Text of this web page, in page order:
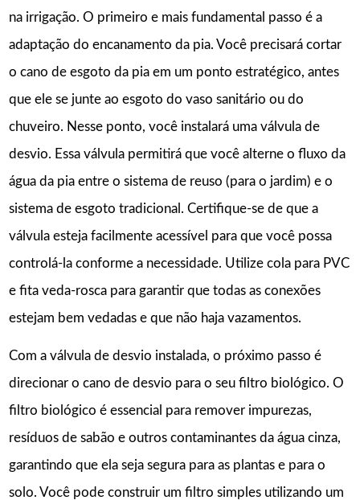
na irrigação. O primeiro e mais fundamental passo é a
adaptação do encanamento da pia. Você precisará cortar
o cano de esgoto da pia em um ponto estratégico, antes
que ele se junte ao esgoto do vaso sanitário ou do
chuveiro. Nesse ponto, você instalará uma válvula de
desvio. Essa válvula permitirá que você alterne o fluxo da
água da pia entre o sistema de reuso (para o jardim) e o
sistema de esgoto tradicional. Certifique-se de que a
válvula esteja facilmente acessível para que você possa
controlá-la conforme a necessidade. Utilize cola para PVC
e fita veda-rosca para garantir que todas as conexões
estejam bem vedadas e que não haja vazamentos.
Com a válvula de desvio instalada, o próximo passo é
direcionar o cano de desvio para o seu filtro biológico. O
filtro biológico é essencial para remover impurezas,
resíduos de sabão e outros contaminantes da água cinza,
garantindo que ela seja segura para as plantas e para o
solo. Você pode construir um filtro simples utilizando um